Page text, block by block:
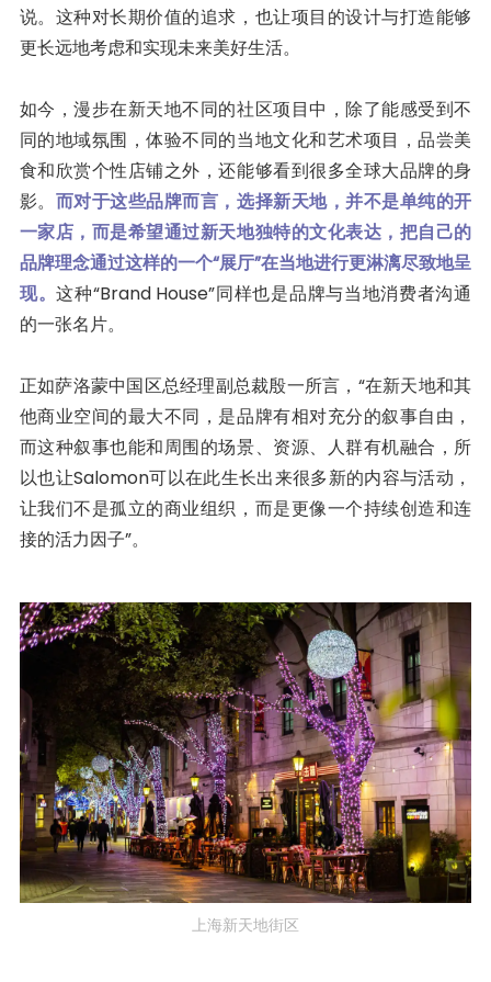
说。这种对长期价值的追求，也让项目的设计与打造能够
更长远地考虑和实现未来美好生活。
如今，漫步在新天地不同的社区项目中，除了能感受到不
同的地域氛围，体验不同的当地文化和艺术项目，品尝美
食和欣赏个性店铺之外，还能够看到很多全球大品牌的身
影。 而对于这些品牌而言，选择新天地，并不是单纯的开
一家店，而是希望通过新天地独特的文化表达，把自己的
品牌理念通过这样的一个“展厅”在当地进行更淋漓尽致地呈
现。这种“Brand House”同样也是品牌与当地消费者沟通
的一张名片。
正如萨洛蒙中国区总经理副总裁殷一所言，“在新天地和其
他商业空间的最大不同，是品牌有相对充分的叙事自由，
而这种叙事也能和周围的场景、资源、人群有机融合，所
以也让Salomon可以在此生长出来很多新的内容与活动，
让我们不是孤立的商业组织，而是更像一个持续创造和连
接的活力因子”。
上海新天地街区